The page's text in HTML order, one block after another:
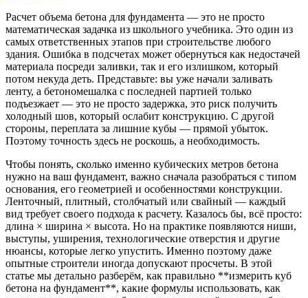
Расчет объема бетона для фундамента — это не просто
математическая задачка из школьного учебника. Это один из
самых ответственных этапов при строительстве любого
здания. Ошибка в подсчетах может обернуться как недостачей
материала посреди заливки, так и его излишком, который
потом некуда деть. Представьте: вы уже начали заливать
ленту, а бетономешалка с последней партией только
подъезжает — это не просто задержка, это риск получить
холодный шов, который ослабит конструкцию. С другой
стороны, переплата за лишние кубы — прямой убыток.
Поэтому точность здесь не роскошь, а необходимость.
Чтобы понять, сколько именно кубических метров бетона
нужно на ваш фундамент, важно сначала разобраться с типом
основания, его геометрией и особенностями конструкции.
Ленточный, плитный, столбчатый или свайный — каждый
вид требует своего подхода к расчету. Казалось бы, всё просто:
длина × ширина × высота. Но на практике появляются ниши,
выступы, уширения, технологические отверстия и другие
нюансы, которые легко упустить. Именно поэтому даже
опытные строители иногда допускают просчеты. В этой
статье мы детально разберём, как правильно **измерить куб
бетона на фундамент**, какие формулы использовать, как